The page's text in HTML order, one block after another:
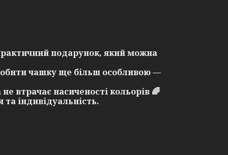
подарунок, який можна
чашку ще більш особливою —
втрачає насиченості кольорів 🌈
індивідуальність.